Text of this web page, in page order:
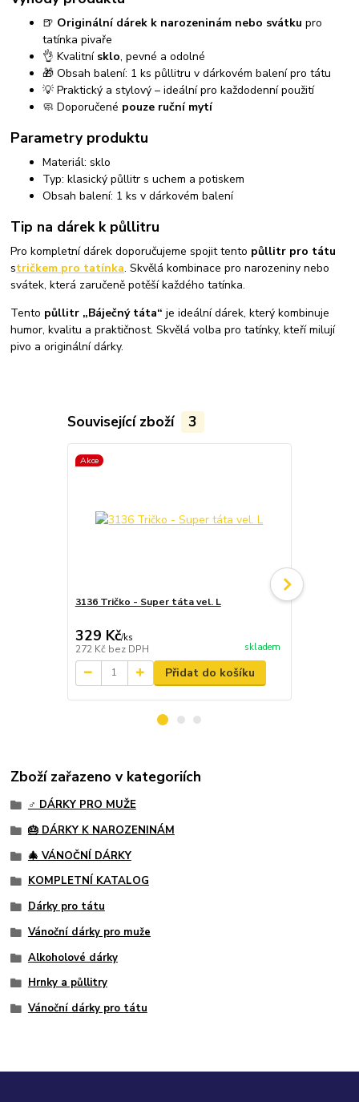
🍺 Originální dárek k narozeninám nebo svátku pro
tatínka pivaře
👌 Kvalitní sklo, pevné a odolné
🎁 Obsah balení: 1 ks půllitru v dárkovém balení pro tátu
💡 Praktický a stylový – ideální pro každodenní použití
🧼 Doporučené pouze ruční mytí
Parametry produktu
Materiál: sklo
Typ: klasický půllitr s uchem a potiskem
Obsah balení: 1 ks v dárkovém balení
Tip na dárek k půllitru
Pro kompletní dárek doporučujeme spojit tento půllitr pro tátu
stričkem pro tatínka. Skvělá kombinace pro narozeniny nebo
svátek, která zaručeně potěší každého tatínka.
Tento půllitr „Báječný táta“ je ideální dárek, který kombinuje
humor, kvalitu a praktičnost. Skvělá volba pro tatínky, kteří milují
pivo a originální dárky.
Související zboží 3
Akce
3136 Tričko - Super táta vel. L
329 Kč/ks
272 Kč bez DPH skladem
Přidat do košíku
Zboží zařazeno v kategoriích
♂️ DÁRKY PRO MUŽE
🎂 DÁRKY K NAROZENINÁM
🎄 VÁNOČNÍ DÁRKY
KOMPLETNÍ KATALOG
Dárky pro tátu
Vánoční dárky pro muže
Alkoholové dárky
Hrnky a půllitry
Vánoční dárky pro tátu